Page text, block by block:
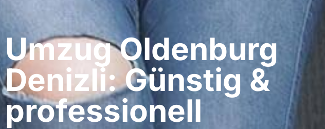
Umzug Oldenburg​
Denizli: Günstig &
professionell​